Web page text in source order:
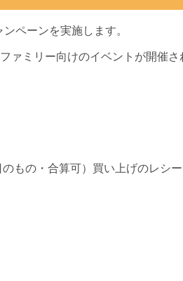
ペーンを実施します。
ミリー向けのイベントが開催さ
もの・合算可）買い上げのレシ